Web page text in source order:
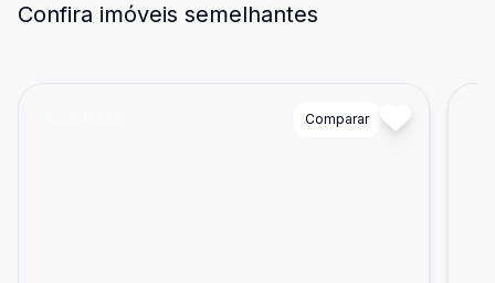
Confira imóveis semelhantes
Comparar